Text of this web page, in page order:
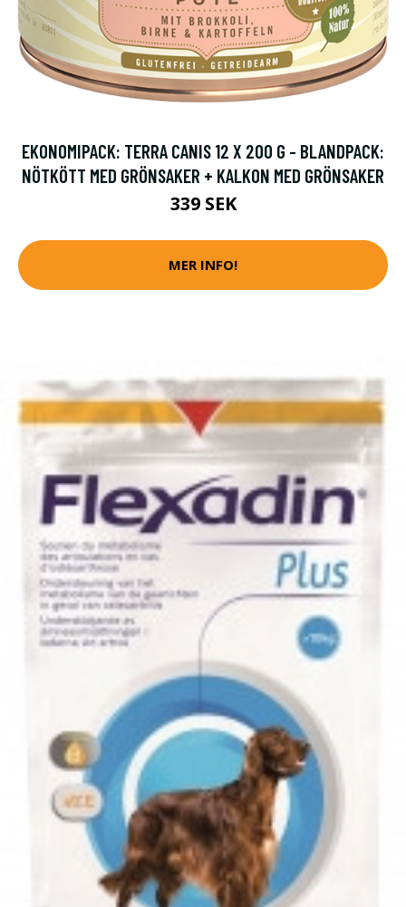
EKONOMIPACK: TERRA CANIS 12 X 200 G - BLANDPACK:
NÖTKÖTT MED GRÖNSAKER + KALKON MED GRÖNSAKER
339 SEK
MER INFO!